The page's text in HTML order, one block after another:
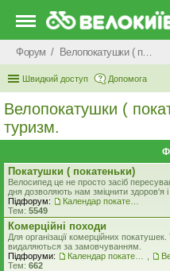
Форум Велопокатушки ( покатеньки), велопоходи, туризм.
Швидкий доступ Допомога
Велопокатушки (
туризм.
Покатушки ( покатеньки)
Велосипед це не просто засіб
дня дозволяють нам зміцнити здоров'я і
Підфорум:
Тем: 5549
Комерцiйнi походи
Для організації комерційних
видаляються за замовчуванням.
Підфоруми:
Тем: 662